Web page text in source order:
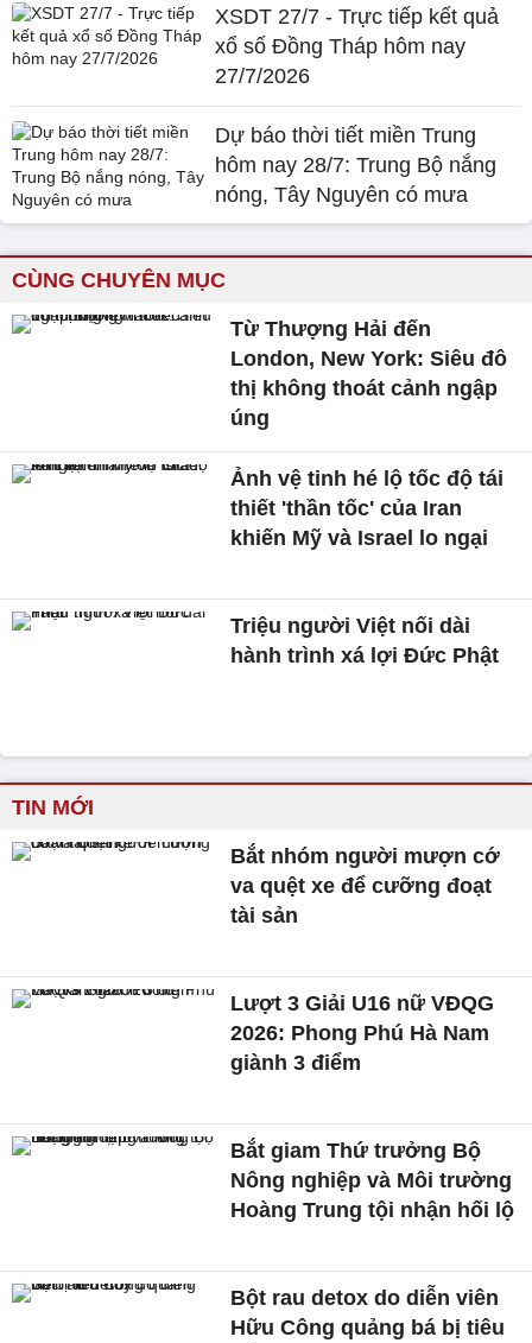
XSDT 27/7 - Trực tiếp kết quả
xổ số Đồng Tháp hôm nay
27/7/2026
Dự báo thời tiết miền Trung
hôm nay 28/7: Trung Bộ nắng
nóng, Tây Nguyên có mưa
CÙNG CHUYÊN MỤC
Từ Thượng Hải đến
London, New York: Siêu đô
thị không thoát cảnh ngập
úng
Ảnh vệ tinh hé lộ tốc độ tái
thiết 'thần tốc' của Iran
khiến Mỹ và Israel lo ngại
Triệu người Việt nối dài
hành trình xá lợi Đức Phật
TIN MỚI
Bắt nhóm người mượn cớ
va quệt xe để cưỡng đoạt
tài sản
Lượt 3 Giải U16 nữ VĐQG
2026: Phong Phú Hà Nam
giành 3 điểm
Bắt giam Thứ trưởng Bộ
Nông nghiệp và Môi trường
Hoàng Trung tội nhận hối lộ
Bột rau detox do diễn viên
Hữu Công quảng bá bị tiêu